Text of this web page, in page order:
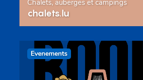
Chalets, auberges et campings
chalets.lu
Evenements